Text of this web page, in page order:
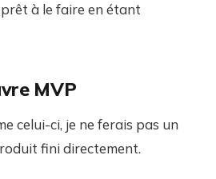
à le faire en étant
MVP
celui-ci, je ne ferais pas un
fini directement.